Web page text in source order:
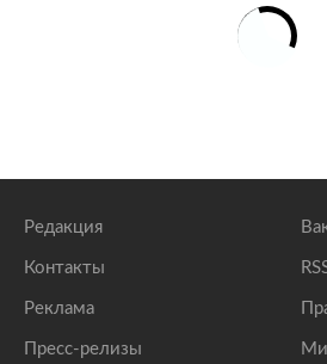
Редакция
Контакты
Реклама
Пресс-релизы